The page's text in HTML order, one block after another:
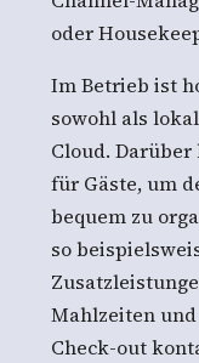
oder
Im Betrieb ist
sowohl als
Cloud.
für Gäste, um
bequem zu
so
Mahlzeiten
Check-out